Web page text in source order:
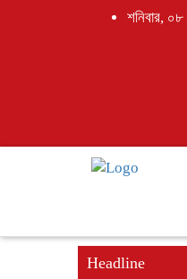
শনিবার,
Headline